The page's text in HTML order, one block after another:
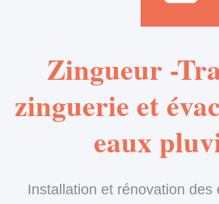
Zingueur -
zinguerie et
eaux
Installation et rénovation des